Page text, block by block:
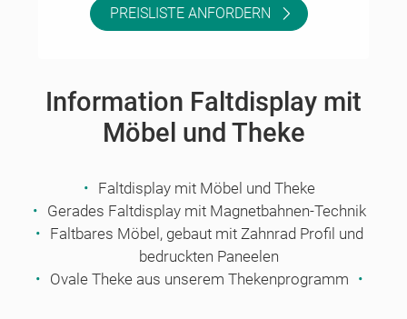
PREISLISTE ANFORDERN
Information Faltdisplay mit
Möbel und Theke
Faltdisplay mit Möbel und Theke
Gerades Faltdisplay mit Magnetbahnen-Technik
Faltbares Möbel, gebaut mit Zahnrad Profil und
bedruckten Paneelen
Ovale Theke aus unserem Thekenprogramm